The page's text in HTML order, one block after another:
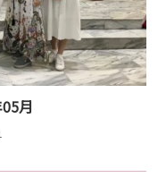
月